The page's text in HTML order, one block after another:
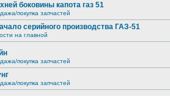
боковины капота газ 51
покупка запчастей
серийного производства ГАЗ-51
на главной
покупка запчастей
покупка запчастей